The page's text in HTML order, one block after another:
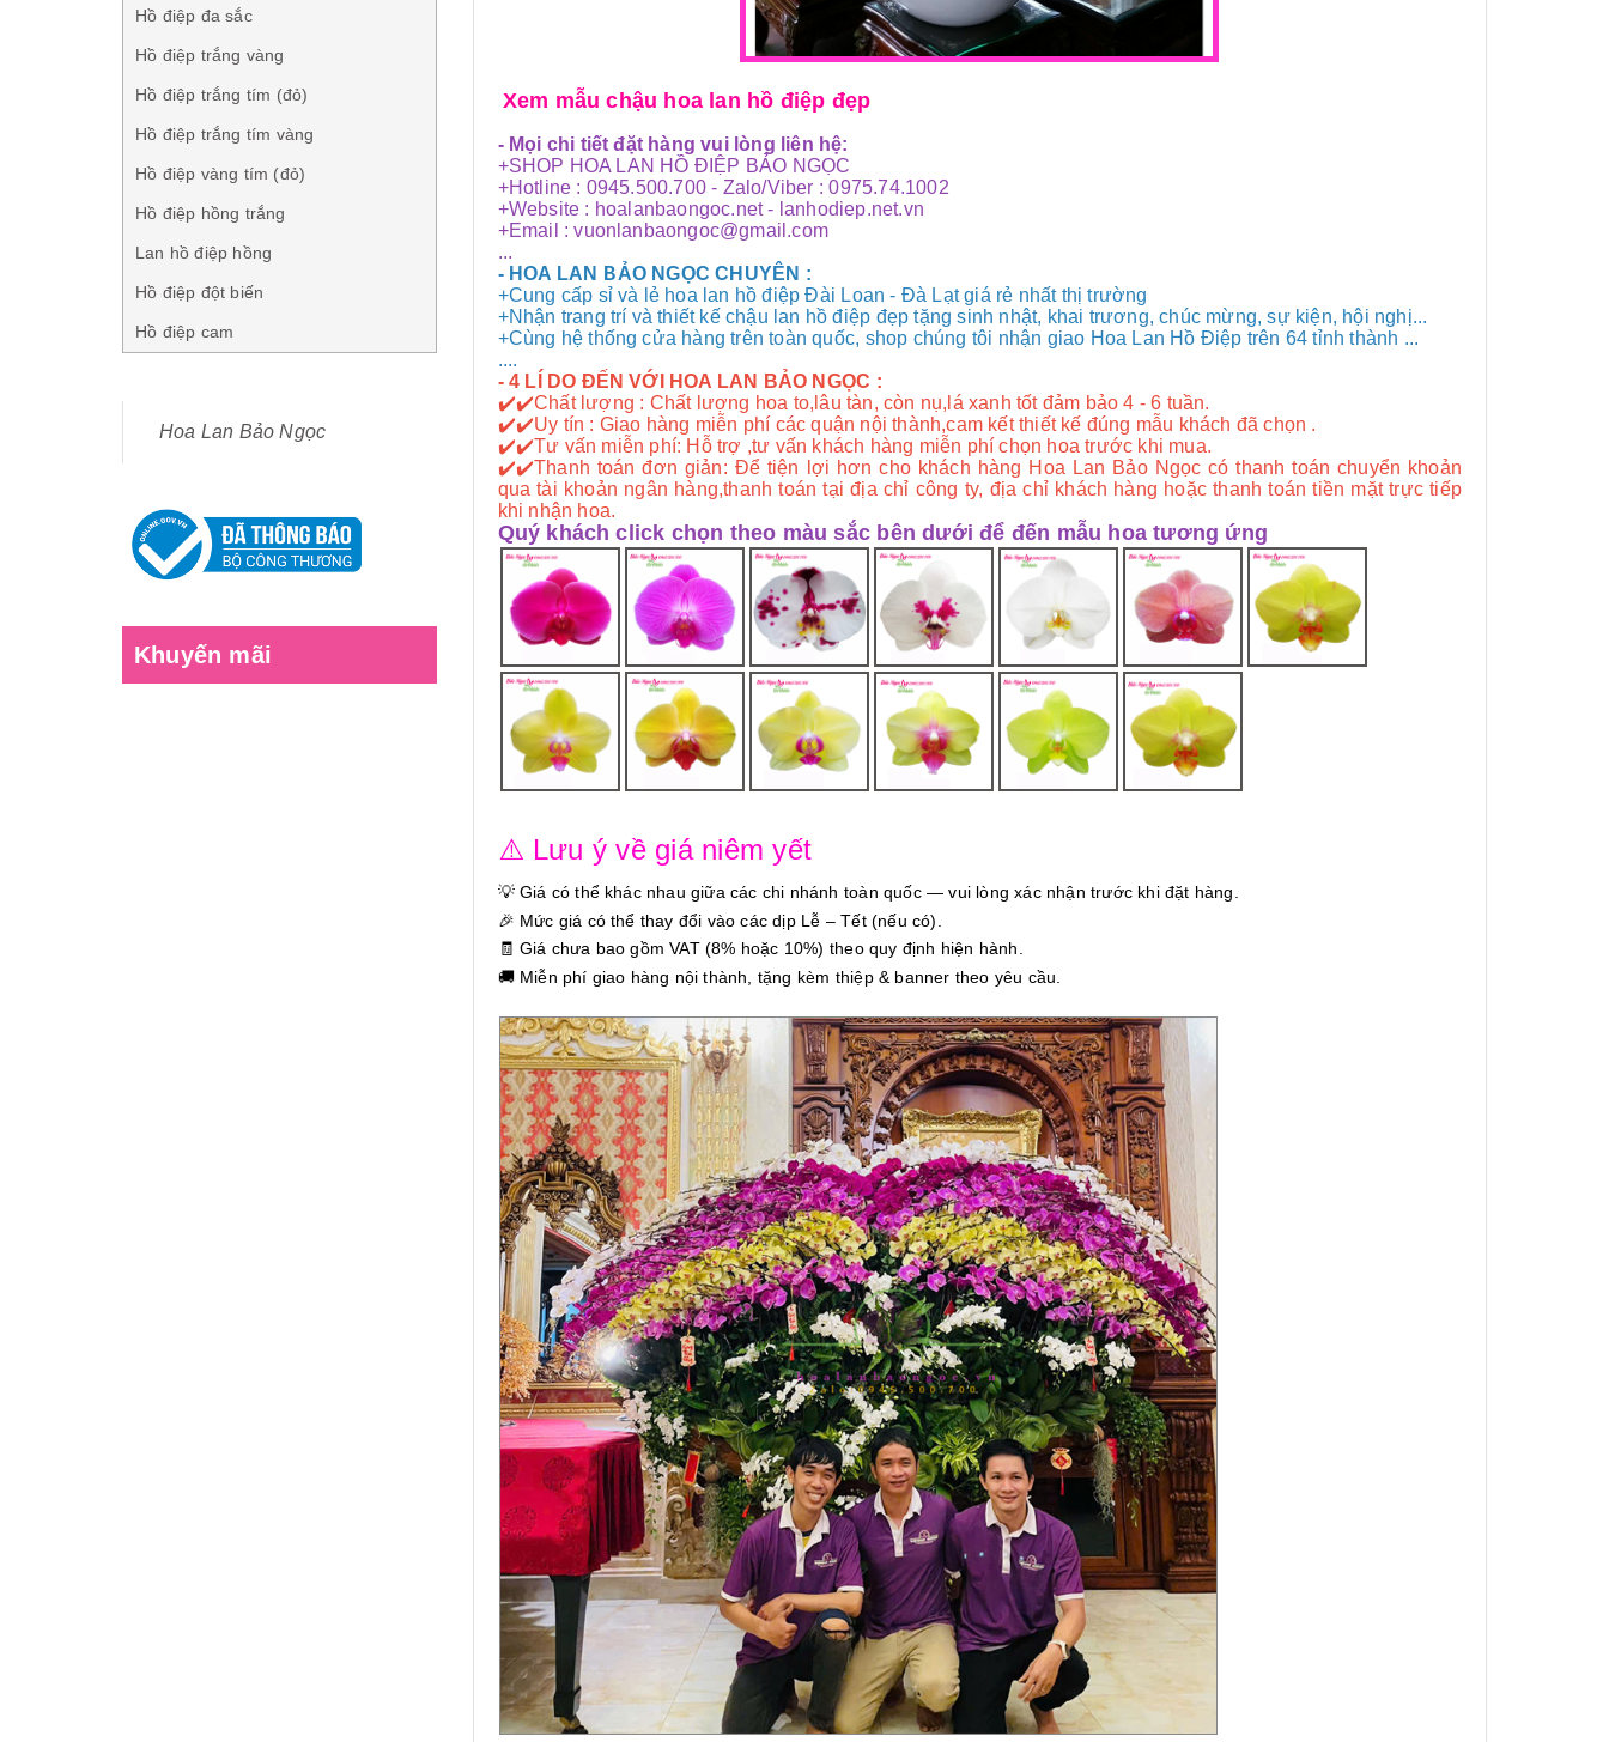
Xem mẫu chậu hoa lan hồ điệp đẹp
- Mọi chi tiết đặt hàng vui lòng liên hệ:
+SHOP HOA LAN HỒ ĐIỆP BẢO NGỌC
+Hotline : 0945.500.700 - Zalo/Viber : 0975.74.1002
+Website : hoalanbaongoc.net - lanhodiep.net.vn
+Email : vuonlanbaongoc@gmail.com
...
- HOA LAN BẢO NGỌC CHUYÊN :
+Cung cấp sỉ và lẻ hoa lan hồ điệp Đài Loan - Đà Lạt giá rẻ nhất thị trường
+Nhận trang trí và thiết kế chậu lan hồ điệp đẹp tặng sinh nhật, khai trương, chúc mừng, sự kiện, hội nghị...
+Cùng hệ thống cửa hàng trên toàn quốc, shop chúng tôi nhận giao Hoa Lan Hồ Điệp trên 64 tỉnh thành ...
....
- 4 LÍ DO ĐẾN VỚI HOA LAN BẢO NGỌC :
✔️✔️Chất lượng : Chất lượng hoa to,lâu tàn, còn nụ,lá xanh tốt đảm bảo 4 - 6 tuần.
✔️✔️Uy tín : Giao hàng miễn phí các quận nội thành,cam kết thiết kế đúng mẫu khách đã chọn .
✔️✔️Tư vấn miễn phí: Hỗ trợ ,tư vấn khách hàng miễn phí chọn hoa trước khi mua.
✔️✔️Thanh toán đơn giản: Để tiện lợi hơn cho khách hàng Hoa Lan Bảo Ngọc có thanh toán chuyển khoản
qua tài khoản ngân hàng,thanh toán tại địa chỉ công ty, địa chỉ khách hàng hoặc thanh toán tiền mặt trực tiếp
khi nhận hoa.
Quý khách click chọn theo màu sắc bên dưới để đến mẫu hoa tương ứng
⚠️ Lưu ý về giá niêm yết
💡 Giá có thể khác nhau giữa các chi nhánh toàn quốc — vui lòng xác nhận trước khi đặt hàng.
🎉 Mức giá có thể thay đổi vào các dịp Lễ – Tết (nếu có).
🧾 Giá chưa bao gồm VAT (8% hoặc 10%) theo quy định hiện hành.
🚚 Miễn phí giao hàng nội thành, tặng kèm thiệp & banner theo yêu cầu.
Hồ điệp đa sắc
Hồ điệp trắng vàng
Hồ điệp trắng tím (đỏ)
Hồ điệp trắng tím vàng
Hồ điệp vàng tím (đỏ)
Hồ điệp hồng trắng
Lan hồ điệp hồng
Hồ điệp đột biến
Hồ điệp cam
Hoa Lan Bảo Ngọc
Khuyến mãi